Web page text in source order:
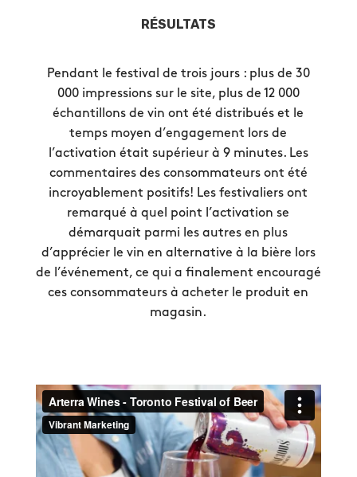
RÉSULTATS
Pendant le festival de trois jours : plus de 30
000 impressions sur le site, plus de 12 000
échantillons de vin ont été distribués et le
temps moyen d’engagement lors de
l’activation était supérieur à 9 minutes. Les
commentaires des consommateurs ont été
incroyablement positifs! Les festivaliers ont
remarqué à quel point l’activation se
démarquait parmi les autres en plus
d’apprécier le vin en alternative à la bière lors
de l’événement, ce qui a finalement encouragé
ces consommateurs à acheter le produit en
magasin.